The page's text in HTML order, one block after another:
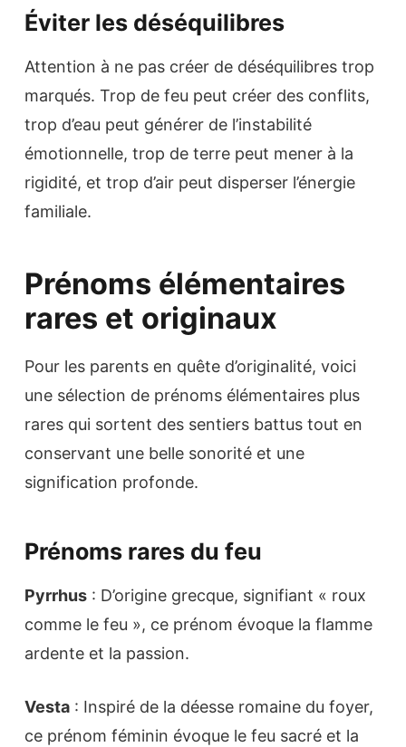
Éviter les déséquilibres
Attention à ne pas créer de déséquilibres trop
marqués. Trop de feu peut créer des conflits,
trop d’eau peut générer de l’instabilité
émotionnelle, trop de terre peut mener à la
rigidité, et trop d’air peut disperser l’énergie
familiale.
Prénoms élémentaires
rares et originaux
Pour les parents en quête d’originalité, voici
une sélection de prénoms élémentaires plus
rares qui sortent des sentiers battus tout en
conservant une belle sonorité et une
signification profonde.
Prénoms rares du feu
Pyrrhus : D’origine grecque, signifiant « roux
comme le feu », ce prénom évoque la flamme
ardente et la passion.
Vesta : Inspiré de la déesse romaine du foyer,
ce prénom féminin évoque le feu sacré et la